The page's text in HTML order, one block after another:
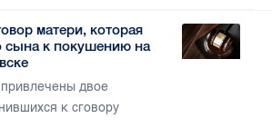
матери, которая
сына к покушению на
двое
к сговору